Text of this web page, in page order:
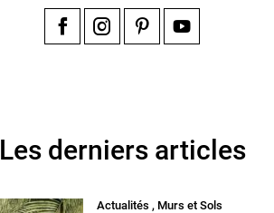
Les derniers articles
Actualités , Murs et Sols